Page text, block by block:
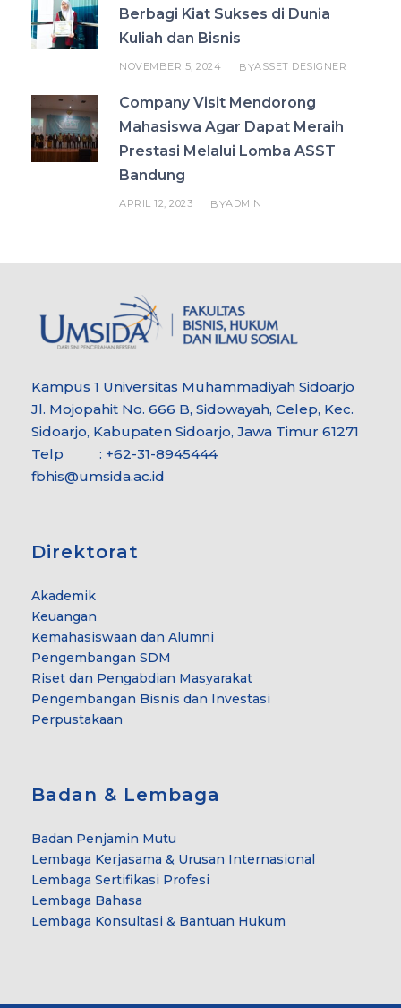
Berbagi Kiat Sukses di Dunia
Kuliah dan Bisnis
NOVEMBER 5, 2024 BYASSET DESIGNER
Company Visit Mendorong
Mahasiswa Agar Dapat Meraih
Prestasi Melalui Lomba ASST
Bandung
APRIL 12, 2023 BYADMIN
Kampus 1 Universitas Muhammadiyah Sidoarjo
Jl. Mojopahit No. 666 B, Sidowayah, Celep, Kec.
Sidoarjo, Kabupaten Sidoarjo, Jawa Timur 61271
Telp : +62-31-8945444
fbhis@umsida.ac.id
Direktorat
Akademik
Keuangan
Kemahasiswaan dan Alumni
Pengembangan SDM
Riset dan Pengabdian Masyarakat
Pengembangan Bisnis dan Investasi
Perpustakaan
Badan & Lembaga
Badan Penjamin Mutu
Lembaga Kerjasama & Urusan Internasional
Lembaga Sertifikasi Profesi
Lembaga Bahasa
Lembaga Konsultasi & Bantuan Hukum